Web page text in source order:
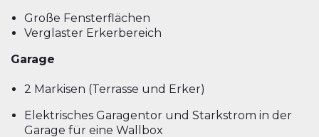
Große Fensterflächen
Verglaster Erkerbereich
Garage
2 Markisen (Terrasse und Erker)
Elektrisches Garagentor und Starkstrom in der
Garage für eine Wallbox